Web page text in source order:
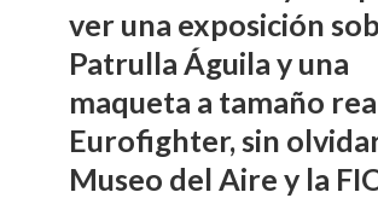
ver una exposición
Patrulla Águila y una
maqueta a tamaño
Eurofighter, sin
Museo del Aire y la